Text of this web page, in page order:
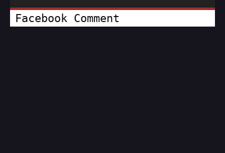
Facebook Comment